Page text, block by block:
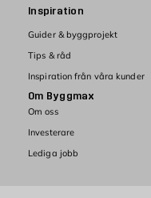
Inspiration
Guider & byggprojekt
Tips & råd
Inspiration från våra kunder
Om Byggmax
Om oss
Investerare
Lediga jobb